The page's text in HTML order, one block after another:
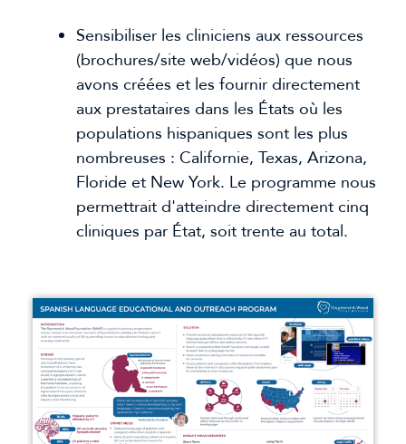
Sensibiliser les cliniciens aux ressources
(brochures/site web/vidéos) que nous
avons créées et les fournir directement
aux prestataires dans les États où les
populations hispaniques sont les plus
nombreuses : Californie, Texas, Arizona,
Floride et New York. Le programme nous
permettrait d'atteindre directement cinq
cliniques par État, soit trente au total.